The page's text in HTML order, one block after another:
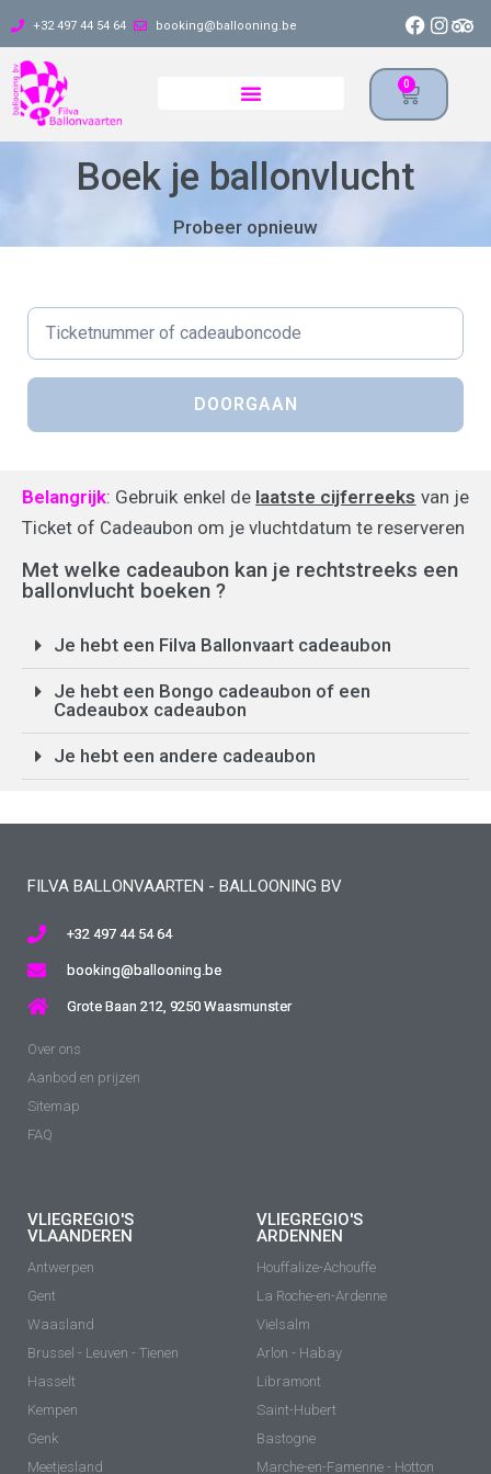
+32 497 44 54 64 booking@ballooning.be
0
Boek je ballonvlucht
Probeer opnieuw
Belangrijk: Gebruik enkel de laatste cijferreeks van je
Ticket of Cadeaubon om je vluchtdatum te reserveren
Met welke cadeaubon kan je rechtstreeks een
ballonvlucht boeken ?
Je hebt een Filva Ballonvaart cadeaubon
Je hebt een Bongo cadeaubon of een
Cadeaubox cadeaubon
Je hebt een andere cadeaubon
FILVA BALLONVAARTEN - BALLOONING BV
+32 497 44 54 64
booking@ballooning.be
Grote Baan 212, 9250 Waasmunster
Over ons
Aanbod en prijzen
Sitemap
FAQ
VLIEGREGIO'S
VLAANDEREN
Antwerpen
Gent
Waasland
Brussel - Leuven - Tienen
Hasselt
Kempen
Genk
Meetjesland
VLIEGREGIO'S
ARDENNEN
Houffalize-Achouffe
La Roche-en-Ardenne
Vielsalm
Arlon - Habay
Libramont
Saint-Hubert
Bastogne
Marche-en-Famenne - Hotton